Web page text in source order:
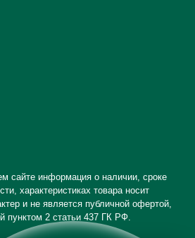
сайте информация о наличии, сроке
характеристиках товара носит
и не является публичной офертой,
пунктом 2 статьи 437 ГК РФ.